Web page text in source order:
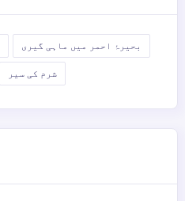
بحیرۂ احمر میں ماہی گیری
شرم کی سیر